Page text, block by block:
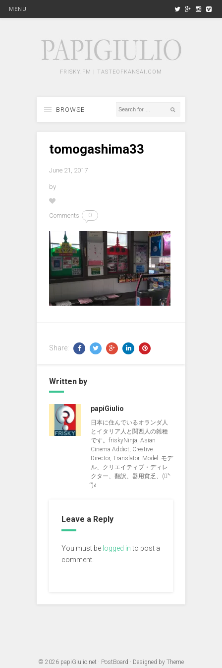
MENU
FRISKY.FM | TASTEOFKANSAI.COM
BROWSE
tomogashima33
June 21, 2017
by
Comments 0
Share:
Written by
papiGiulio
日本に住んでいるオランダ人
とイタリア人と関西人の雑種
です。friskyNinja, Asian
Cinema Addict, Creative
Director, Translator, Model. モデ
ル、クリエイティブ・ディレ
クター、翻訳、器用貧乏、(ง︡'-
'︠)ง
Leave a Reply
You must be logged into post a
comment.
© 2026 papiGiulio.net · PostBoard · Designed by Theme